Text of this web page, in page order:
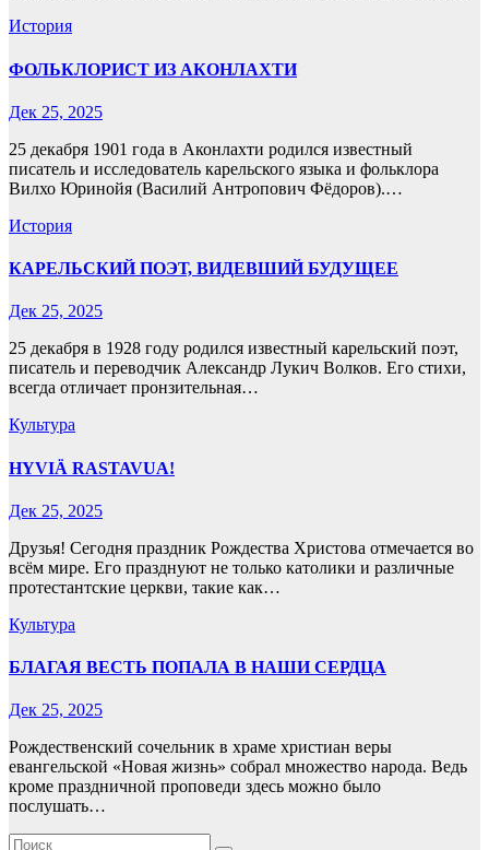
История
ФОЛЬКЛОРИСТ ИЗ АКОНЛАХТИ
Дек 25, 2025
25 декабря 1901 года в Аконлахти родился известный
писатель и исследователь карельского языка и фольклора
Вилхо Юринойя (Василий Антропович Фёдоров).…
История
КАРЕЛЬСКИЙ ПОЭТ, ВИДЕВШИЙ БУДУЩЕЕ
Дек 25, 2025
25 декабря в 1928 году родился известный карельский поэт,
писатель и переводчик Александр Лукич Волков. Его стихи,
всегда отличает пронзительная…
Культура
HYVIÄ RASTAVUA!
Дек 25, 2025
Друзья! Сегодня праздник Рождества Христова отмечается во
всём мире. Его празднуют не только католики и различные
протестантские церкви, такие как…
Культура
БЛАГАЯ ВЕСТЬ ПОПАЛА В НАШИ СЕРДЦА
Дек 25, 2025
Рождественский сочельник в храме христиан веры
евангельской «Новая жизнь» собрал множество народа. Ведь
кроме праздничной проповеди здесь можно было
послушать…